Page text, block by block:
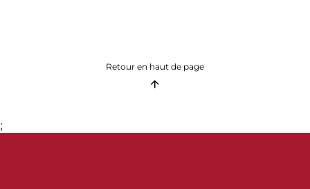
Retour en haut de page
;